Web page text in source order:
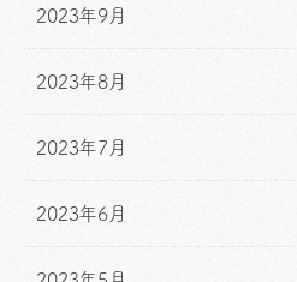
2023年9月
2023年8月
2023年7月
2023年6月